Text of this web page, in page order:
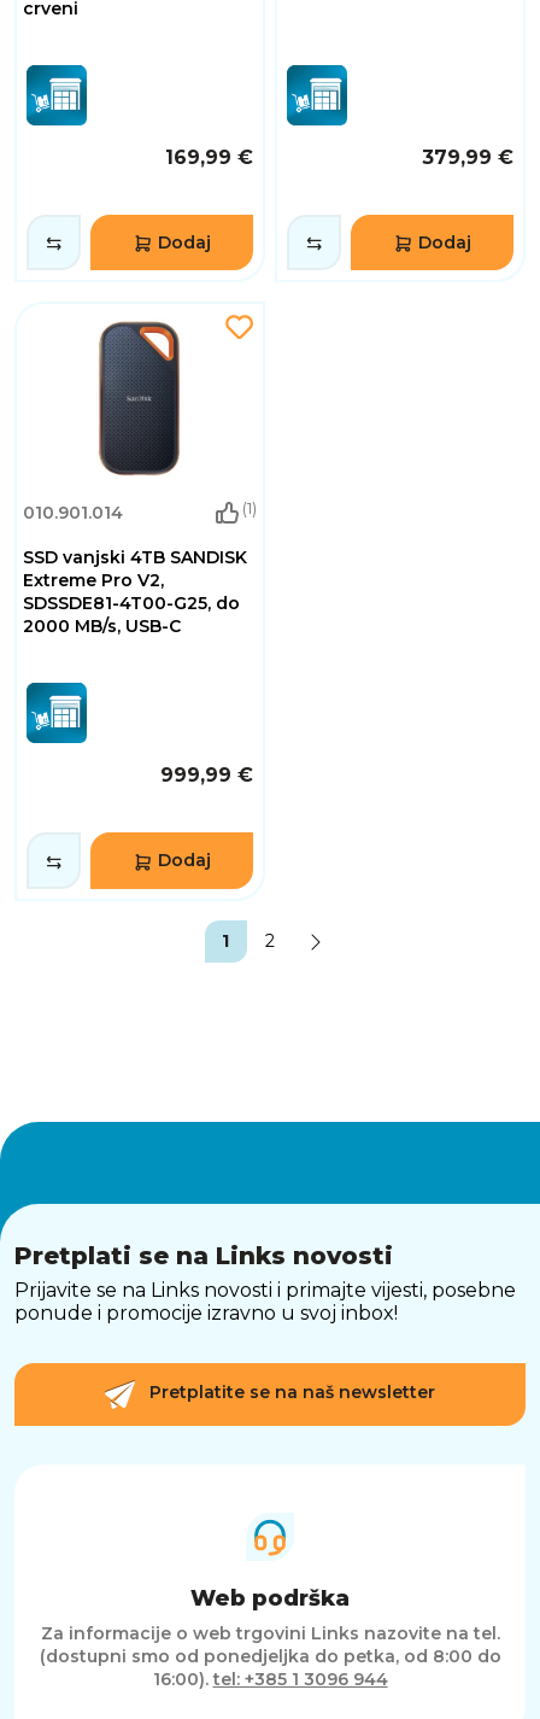
crveni
169,99 €
Dodaj
379,99 €
Dodaj
010.901.014 (1)
SSD vanjski 4TB SANDISK
Extreme Pro V2,
SDSSDE81-4T00-G25, do
2000 MB/s, USB-C
999,99 €
Dodaj
1 2
Pretplati se na Links novosti
Prijavite se na Links novosti i primajte vijesti, posebne
ponude i promocije izravno u svoj inbox!
Pretplatite se na naš newsletter
Web podrška
Za informacije o web trgovini Links nazovite na tel.
(dostupni smo od ponedjeljka do petka, od 8:00 do
16:00).tel: +385 1 3096 944